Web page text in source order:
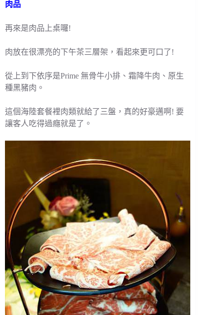
肉品
再來是肉品上桌囉!
肉放在很漂亮的下午茶三層架，看起來更可口了!
從上到下依序是Prime 無骨牛小排、霜降牛肉、原生
種黑豬肉。
這個海陸套餐裡肉類就給了三盤，真的好豪邁啊! 要
讓客人吃得過癮就是了。